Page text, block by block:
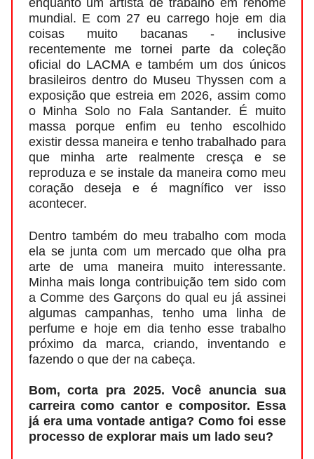
mundial. E com 27 eu carrego hoje em dia
coisas muito bacanas - inclusive
recentemente me tornei parte da coleção
oficial do LACMA e também um dos únicos
brasileiros dentro do Museu Thyssen com a
exposição que estreia em 2026, assim como
o Minha Solo no Fala Santander. É muito
massa porque enfim eu tenho escolhido
existir dessa maneira e tenho trabalhado para
que minha arte realmente cresça e se
reproduza e se instale da maneira como meu
coração deseja e é magnífico ver isso
acontecer.
Dentro também do meu trabalho com moda
ela se junta com um mercado que olha pra
arte de uma maneira muito interessante.
Minha mais longa contribuição tem sido com
a Comme des Garçons do qual eu já assinei
algumas campanhas, tenho uma linha de
perfume e hoje em dia tenho esse trabalho
próximo da marca, criando, inventando e
fazendo o que der na cabeça.
Bom, corta pra 2025. Você anuncia sua
carreira como cantor e compositor. Essa
já era uma vontade antiga? Como foi esse
processo de explorar mais um lado seu?